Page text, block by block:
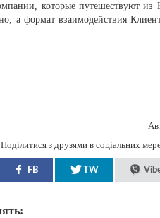
которые путешествуют
а формат взаимодействия
Поділитися з друзями в соціальних
FB TW